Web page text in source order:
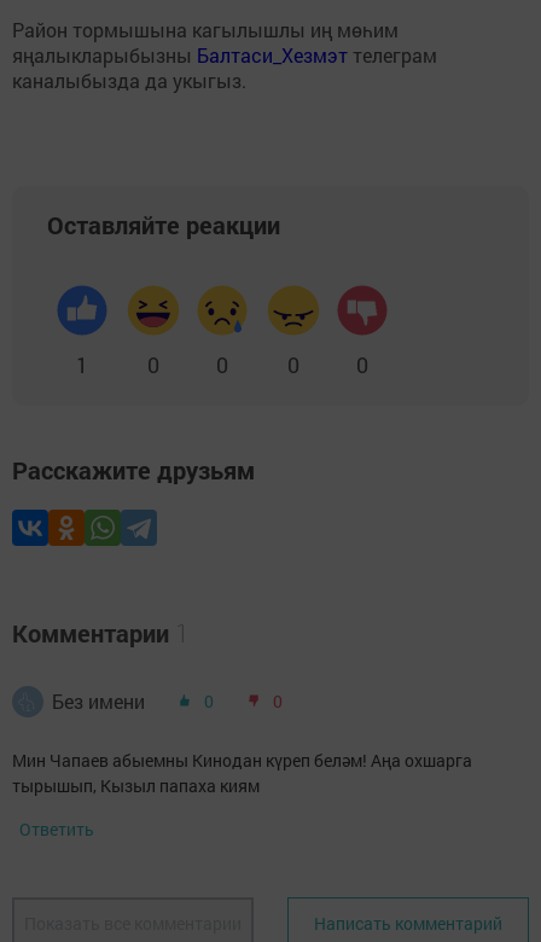
Район тормышына кагылышлы иң мөһим
яңалыкларыбызны Балтаси_Хезмэт телеграм
каналыбызда да укыгыз.
Оставляйте реакции
1 0 0 0 0
Расскажите друзьям
Комментарии
Без имени 0 0
Мин Чапаев абыемны Кинодан күреп беләм! Аңа охшарга
тырышып, Кызыл папаха киям
Ответить
Написать комментарий